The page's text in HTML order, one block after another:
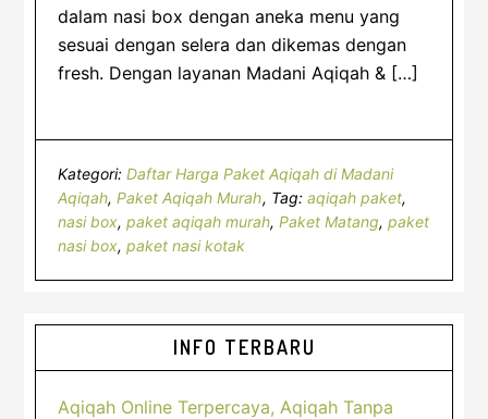
dalam nasi box dengan aneka menu yang
sesuai dengan selera dan dikemas dengan
fresh. Dengan layanan Madani Aqiqah & […]
Kategori:Daftar Harga Paket Aqiqah di Madani
Aqiqah,Paket Aqiqah Murah Tag:aqiqah paket,
nasi box,paket aqiqah murah,Paket Matang,paket
nasi box,paket nasi kotak
Sidebar
Utama
INFO TERBARU
Aqiqah Online Terpercaya, Aqiqah Tanpa